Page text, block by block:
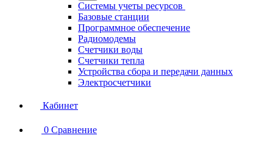
Системы учеты ресурсов
Базовые станции
Программное обеспечение
Радиомодемы
Счетчики воды
Счетчики тепла
Устройства сбора и передачи данных
Электросчетчики
Кабинет
0 Сравнение